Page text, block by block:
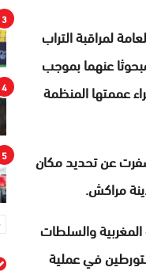
لمراقبة التراب
فرنسيين، يبلغان من العمر 28 و38 سنة، كانا مبحوثا عنهما بموجب
عممتها المنظمة
عن تحديد مكان
مراكش.
والسلطات
في عملية
3
4
5